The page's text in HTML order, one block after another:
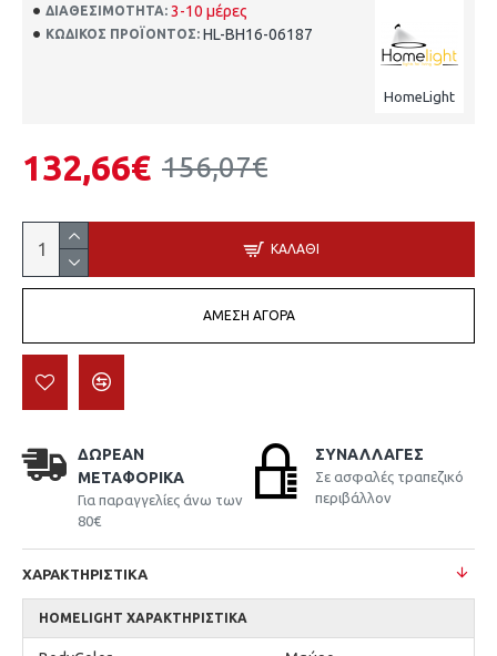
ΔΙΑΘΕΣΙΜΌΤΗΤΑ: 3-10 μέρες
ΚΩΔΙΚΌΣ ΠΡΟΪΌΝΤΟΣ: HL-BH16-06187
HomeLight
156,07€
132,66€
ΚΑΛΆΘΙ
ΆΜΕΣΗ ΑΓΟΡΆ
ΔΩΡΕΆΝ
ΜΕΤΑΦΟΡΙΚΆ
Για παραγγελίες άνω των
80€
ΣΥΝΑΛΛΑΓΈΣ
Σε ασφαλές τραπεζικό
περιβάλλον
ΧΑΡΑΚΤΗΡΙΣΤΙΚΆ
HOMELIGHT ΧΑΡΑΚΤΗΡΙΣΤΙΚΆ